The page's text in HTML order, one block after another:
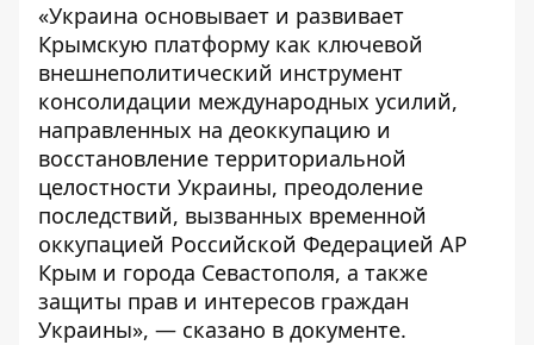
«Украина основывает и развивает
Крымскую платформу как ключевой
внешнеполитический инструмент
консолидации международных усилий,
направленных на деоккупацию и
восстановление территориальной
целостности Украины, преодоление
последствий, вызванных временной
оккупацией Российской Федерацией АР
Крым и города Севастополя, а также
защиты прав и интересов граждан
Украины», — сказано в документе.